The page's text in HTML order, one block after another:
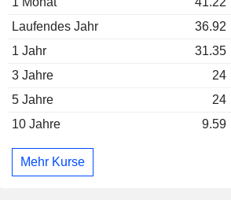
Laufendes Jahr
36.92
1 Jahr
31.35
3 Jahre
24
5 Jahre
24
10 Jahre
9.59
Mehr Kurse